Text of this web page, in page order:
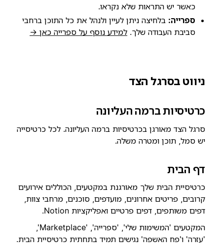
כאשר יש התראות שלא נקראו.
ספרייה: בלחיצה ניתן לעיין ולנהל את כל התוכן ברחבי
סביבת העבודה שלך. למידע נוסף על ספרייה כאן →
ניווט בסרגל הצד
כרטיסיות ברמה העליונה
סרגל הצד מאורגן בכרטיסיות ברמה העליונה. לכל כרטיסייה
יש סמל, תוכן ומטרה משלה.
דף הבית
כרטיסיית הבית שלך מאורגנת במקטעים, הכוללים אירועים
קרובים, פריטים אחרונים, מועדפים, סוכנים, מרחבי צוות,
דפים משותפים, דפים פרטיים ואפליקציות Notion.
המקטעים 'המשימות שלי', 'ספרייה', 'Marketplace',
'עזרה' ו'פח האשפה' נגישים תמיד בתחתית כרטיסיית הבית.